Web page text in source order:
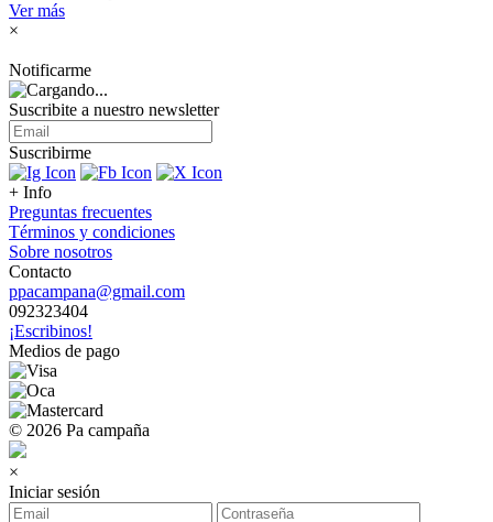
Ver más
×
Notificarme
Suscribite a nuestro newsletter
Suscribirme
+ Info
Preguntas frecuentes
Términos y condiciones
Sobre nosotros
Contacto
ppacampana@gmail.com
092323404
¡Escribinos!
Medios de pago
© 2026 Pa campaña
×
Iniciar sesión